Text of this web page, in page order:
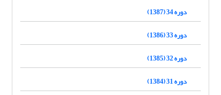
دوره 34 (1387)
دوره 33 (1386)
دوره 32 (1385)
دوره 31 (1384)